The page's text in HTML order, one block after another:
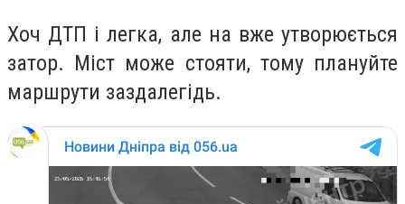
Хоч ДТП і легка, але на вже утворюється
затор. Міст може стояти, тому плануйте
маршрути заздалегідь.